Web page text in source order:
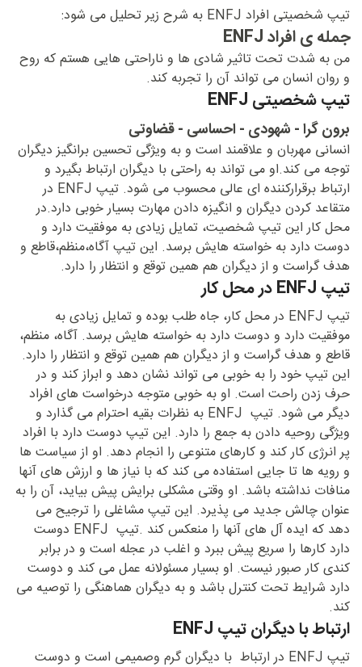
تیپ شخصیتی افراد ENFJ به شرح زیر تحلیل می شود:
جمله ی افراد ENFJ
من به شدت تحت تاثیر شادی ها و ناراحتی هایی هستم که روح
و روان انسان می تواند آن را تجربه کند.
تیپ شخصیتی ENFJ
برون گرا - شهودی - احساسی - قضاوتی
انسانی مهربان و علاقمند است و به ویژگی تحسین برانگیز دیگران
توجه می کند.او می تواند به راحتی با دیگران ارتباط بگیرد و
ارتباط برقرارکننده ای عالی محسوب می شود. تیپ ENFJ در
متقاعد کردن دیگران و انگیزه دادن مهارت بسیار خوبی دارد.در
محل کار این تیپ شخصیت، تمایل زیادی به موفقیت دارد و
دوست دارد به خواسته هایش برسد. این تیپ آگاه،منظم،قاطع و
هدف گراست و از دیگران هم همین توقع و انتظار را دارد.
تیپ ENFJ در محل کار
تیپ ENFJ در محل کار، جاه طلب بوده و تمایل زیادی به
موفقیت دارد و دوست دارد به خواسته هایش برسد. آگاه، منظم،
قاطع و هدف گراست و از دیگران هم همین توقع و انتظار را دارد.
این تیپ خود را به خوبی می تواند نشان دهد و ابراز کند و در
حرف زدن راحت است. او به خوبی متوجه درخواست های افراد
دیگر می شود. تیپ ENFJ به نظرات بقیه احترام می گذارد و
ویژگی روحیه دادن به جمع را دارد. این تیپ دوست دارد با افراد
پر انرژی کار کند و کارهای متنوعی را انجام دهد. او از سیاست ها
و رویه ها تا جایی استفاده می کند که با نیاز ها و ارزش های آنها
منافات نداشته باشد. او وقتی مشکلی برایش پیش بیاید، آن را به
عنوان چالش جدید می پذیرد. این تیپ مشاغلی را ترجیح می
دهد که ایده آل های آنها را منعکس کند .تیپ ENFJ دوست
دارد کارها را سریع پیش ببرد و اغلب در عجله است و در برابر
کندی کار صبور نیست. او بسیار مسئولانه عمل می کند و دوست
دارد شرایط تحت کنترل باشد و به دیگران هماهنگی را توصیه می
کند.
ارتباط با دیگران تیپ ENFJ
تیپ ENFJ در ارتباط با دیگران گرم وصمیمی است و دوست